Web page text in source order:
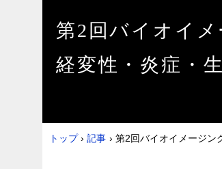
第2回バイオイ
経変性・炎症・
トップ › 記事 › 第2回バイオイメージン